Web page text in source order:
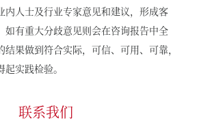
内人士及行业专家意见和建议，形成客
如有重大分歧意见则会在咨询报告中全
果做到符合实际，可信、可用、可靠，
实践检验。
联系我们